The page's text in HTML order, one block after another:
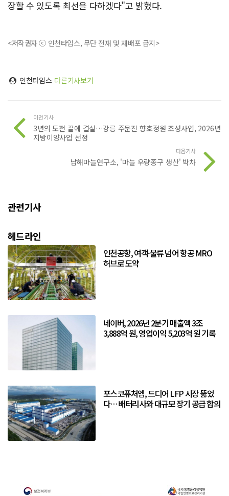
장할 수 있도록 최선을 다하겠다"고 밝혔다.
<저작권자 ⓒ 인천타임스, 무단 전재 및 재배포 금지>
인천타임스 다른기사보기
이전기사
3년의 도전 끝에 결실…강릉 주문진 향호정원 조성사업, 2026년
지방이양사업 선정
다음기사
남해마늘연구소, '마늘 우량종구 생산' 박차
관련기사
헤드라인
인천공항, 여객·물류 넘어 항공 MRO
허브로 도약
네이버, 2026년 2분기 매출액 3조
3,888억 원, 영업이익 5,203억 원 기록
포스코퓨처엠, 드디어 LFP 시장 뚫었
다… 배터리사와 대규모 장기 공급 합의